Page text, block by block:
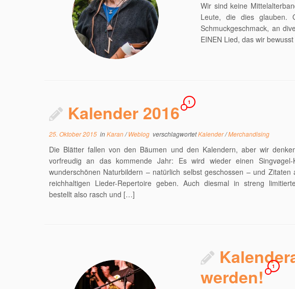
Wir sind keine
Leute, die dies glauben.
Schmuckgeschmack, an
EINEN Lied, das wir
Kalender 2016 1
25. Oktober 2015inKaran/Weblog verschlagwortetKalender/Merchandising
Die Blätter fallen von den Bäumen und den Kalendern, aber wir
vorfreudig an das kommende Jahr: Es wird wieder einen Singvøgel-
wunderschönen Naturbildern – natürlich selbst geschossen – und Zitaten
reichhaltigen Lieder-Repertoire geben. Auch diesmal in streng
bestellt also rasch und […]
werden!
1